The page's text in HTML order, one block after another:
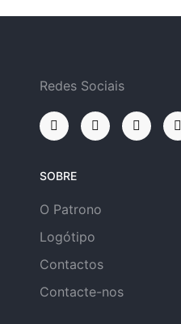
Redes Sociais
SOBRE
O Patrono
Logótipo
Contactos
Contacte-nos